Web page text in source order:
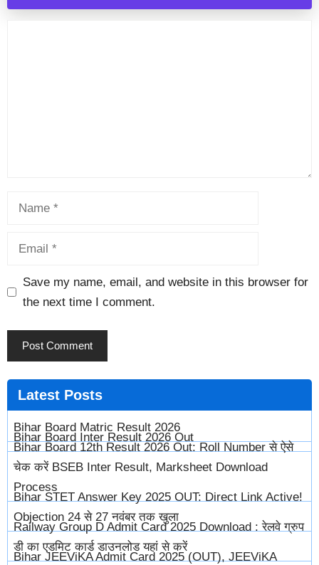
Save my name, email, and website in this browser for
the next time I comment.
Latest Posts
Bihar Board Matric Result 2026
Bihar Board Inter Result 2026 Out
Bihar Board 12th Result 2026 Out: Roll Number से ऐसे
चेक करें BSEB Inter Result, Marksheet Download
Process
Bihar STET Answer Key 2025 OUT: Direct Link Active!
Objection 24 से 27 नवंबर तक खुला
Railway Group D Admit Card 2025 Download : रेलवे ग्रुप
डी का एडमिट कार्ड डाउनलोड यहां से करें
Bihar JEEViKA Admit Card 2025 (OUT), JEEViKA